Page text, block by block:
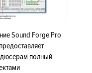
Sound Forge Pro
полный